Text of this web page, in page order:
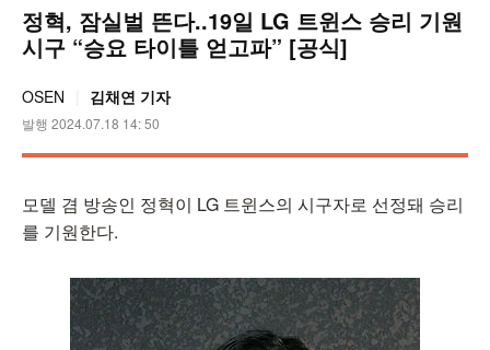
정혁, 잠실벌 뜬다..19일 LG 트윈스 승리 기원
시구 “승요 타이틀 얻고파” [공식]
OSEN 김채연 기자
발행 2024.07.18 14: 50
모델 겸 방송인 정혁이 LG 트윈스의 시구자로 선정돼 승리
를 기원한다.